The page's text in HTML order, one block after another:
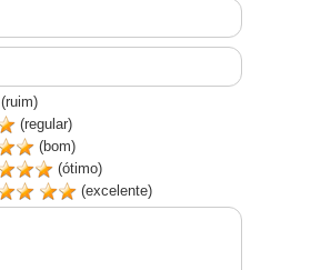
(ruim)
(regular)
(bom)
(ótimo)
(excelente)